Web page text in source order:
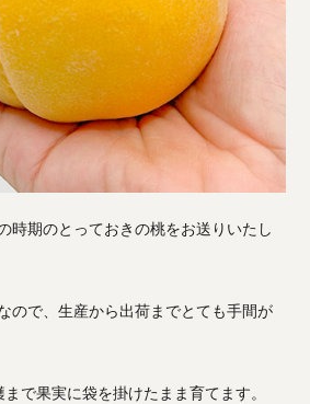
時期のとっておきの桃をお送りいたし
ので、生産から出荷までとても手間が
で果実に袋を掛けたまま育てます。